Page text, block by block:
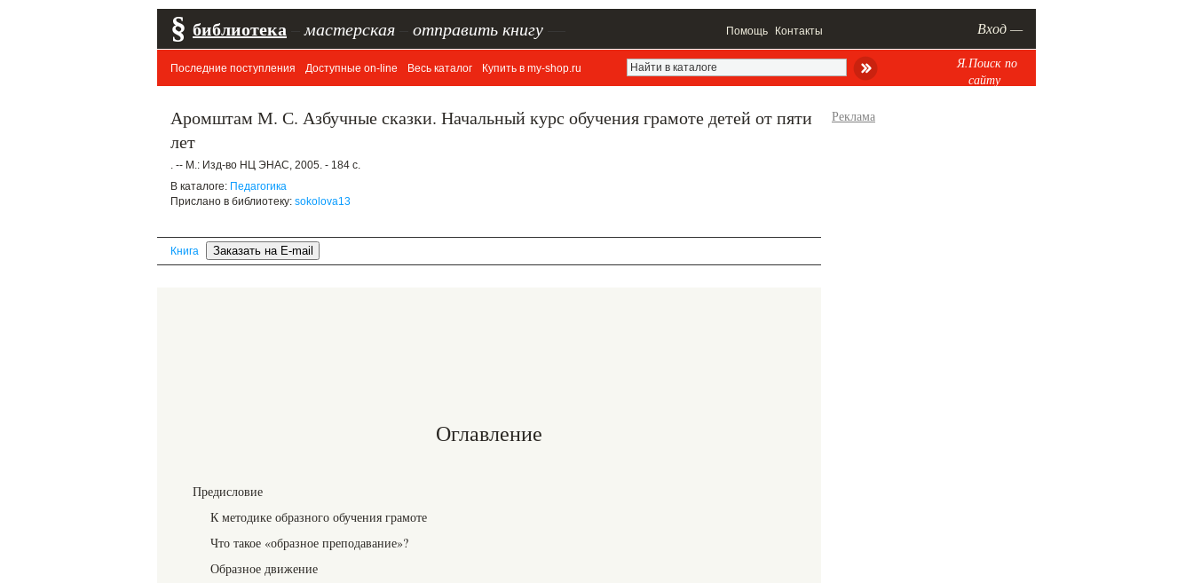
§ библиотека мастерская отправить книгу Помощь Контакты Вход —
Последние поступления Доступные on-line Весь каталог Купить в my-shop.ru
Я.Поиск по
сайту
Аромштам М. С. Азбучные сказки. Начальный курс обучения грамоте детей от пяти
лет
. -- М.: Изд-во НЦ ЭНАС, 2005. - 184 с.
В каталоге: Педагогика
Прислано в библиотеку: sokolova13
Книга
Оглавление
Предисловие
К методике образного обучения грамоте
Что такое «образное преподавание»?
Образное движение
Реклама